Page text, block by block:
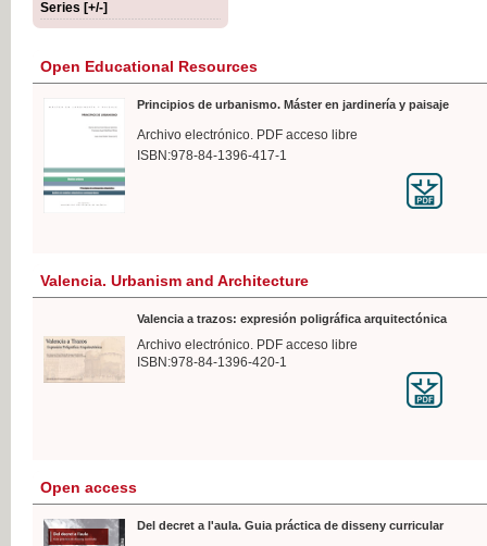
Series [+/-]
Open Educational Resources
Principios de urbanismo. Máster en jardinería y paisaje
Archivo electrónico. PDF acceso libre
ISBN:978-84-1396-417-1
Valencia. Urbanism and Architecture
Valencia a trazos: expresión poligráfica arquitectónica
Archivo electrónico. PDF acceso libre
ISBN:978-84-1396-420-1
Open access
Del decret a l'aula. Guia práctica de disseny curricular